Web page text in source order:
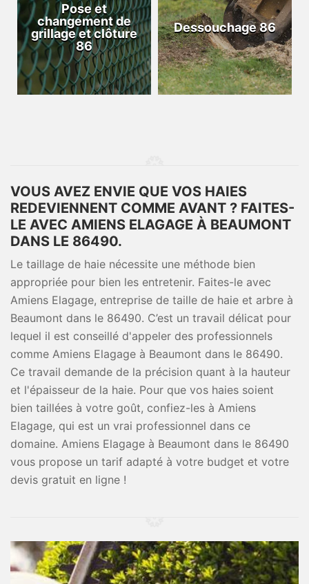
Pose et
changement de
grillage et clôture
86
Dessouchage 86
VOUS AVEZ ENVIE QUE VOS HAIES
REDEVIENNENT COMME AVANT ? FAITES-
LE AVEC AMIENS ELAGAGE À BEAUMONT
DANS LE 86490.
Le taillage de haie nécessite une méthode bien
appropriée pour bien les entretenir. Faites-le avec
Amiens Elagage, entreprise de taille de haie et arbre à
Beaumont dans le 86490. C’est un travail délicat pour
lequel il est conseillé d'appeler des professionnels
comme Amiens Elagage à Beaumont dans le 86490.
Ce travail demande de la précision quant à la hauteur
et l'épaisseur de la haie. Pour que vos haies soient
bien taillées à votre goût, confiez-les à Amiens
Elagage, qui est un vrai professionnel dans ce
domaine. Amiens Elagage à Beaumont dans le 86490
vous propose un tarif adapté à votre budget et votre
devis gratuit en ligne !